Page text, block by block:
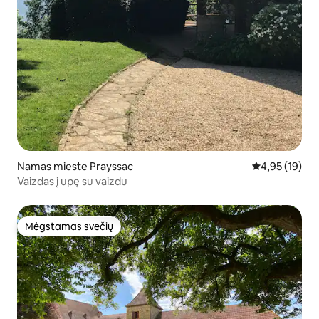
Namas mieste Prayssac Vidutinis
4,95 (19)
Vaizdas į upę su vaizdu
Mėgstamas svečių
Mėgstamas svečių